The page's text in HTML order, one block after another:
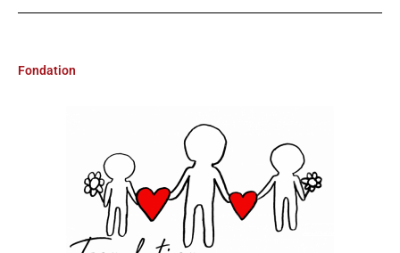
École Marguerite-
D'Youville
Fondation